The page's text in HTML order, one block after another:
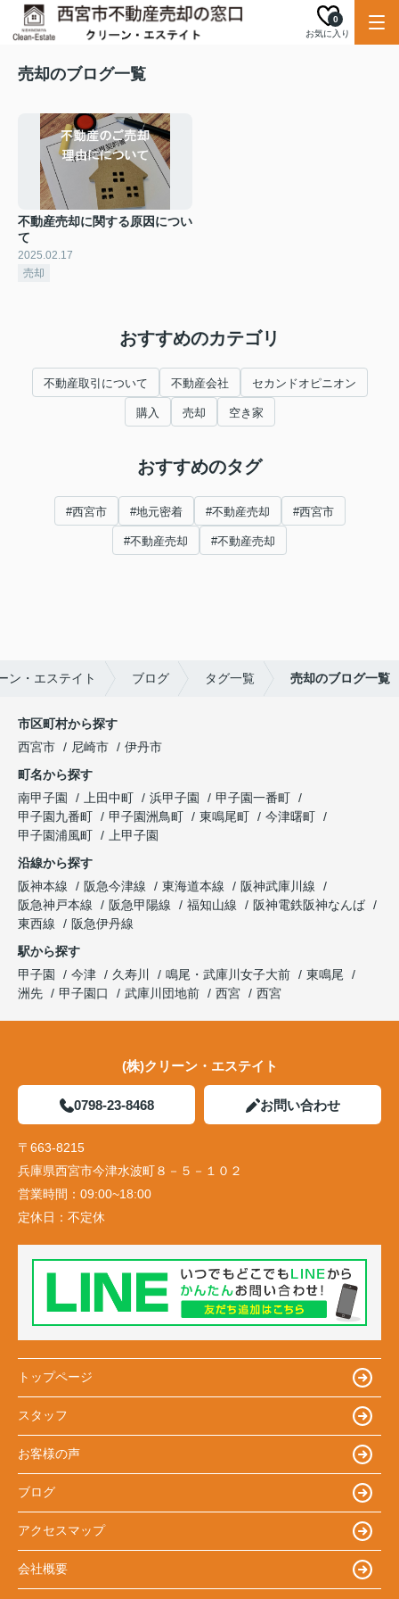
お気に入り
0
売却のブログ一覧
不動産売却に関する原因につい
て
2025.02.17
売却
おすすめのカテゴリ
不動産取引について 不動産会社 セカンドオピニオン
購入 売却 空き家
おすすめのタグ
#西宮市 #地元密着 #不動産売却 #西宮市
#不動産売却 #不動産売却
ン・エステイト ブログ タグ一覧 売却のブログ一覧
市区町村から探す
西宮市
尼崎市
伊丹市
町名から探す
南甲子園
上田中町 浜甲子園
甲子園一番町
甲子園九番町
甲子園洲鳥町 東鳴尾町
今津曙町
甲子園浦風町
上甲子園
沿線から探す
阪神本線
阪急今津線 東海道本線
阪神武庫川線
阪急神戸本線
阪急甲陽線 福知山線
阪神電鉄阪神なんば
東西線
阪急伊丹線
駅から探す
甲子園
今津 久寿川 鳴尾・武庫川女子大前
東鳴尾
洲先
甲子園口 武庫川団地前 西宮 西宮
(株)クリーン・エステイト
0798-23-8468 お問い合わせ
〒663-8215
兵庫県西宮市今津水波町８－５－１０２
営業時間： 09:00~18:00
定休日： 不定休
トップページ
スタッフ
お客様の声
ブログ
アクセスマップ
会社概要